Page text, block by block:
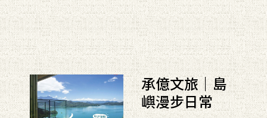
承億文旅｜島
嶼漫步日常